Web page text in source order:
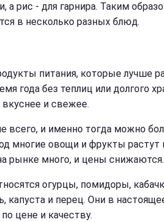
а рис - для гарнира. Таким
в несколько разных блюд.
питания, которые лучше
года без теплиц или долгого
и свежее.
всего, и именно тогда можно
многие овощи и фрукты растут
рынке много, и цены снижаются.
огурцы, помидоры,
капуста и перец. Они в
цене и качеству.